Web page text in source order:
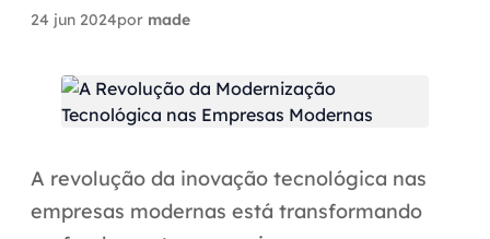
Aceleradores de IA
Integração de IA
24 jun 2024por made
A revolução da inovação tecnológica nas
empresas modernas está transformando